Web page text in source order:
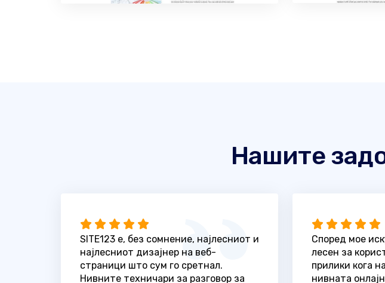
Нашите
SITE123 е, без сомнение, најлесниот и
најлесниот дизајнер на веб-
страници што сум го сретнал.
Нивните техничари за разговор за
Според мое
лесен за
прилики кога
нивната